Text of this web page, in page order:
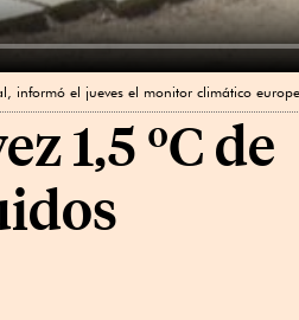
informó el jueves el monitor climático
1,5 ºC de